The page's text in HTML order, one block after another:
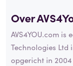
Over
AVS4YOU.com
Technologies Ltd
opgericht in